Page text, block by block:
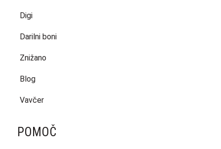
Digi
Darilni boni
Znižano
Blog
Vavčer
POMOČ